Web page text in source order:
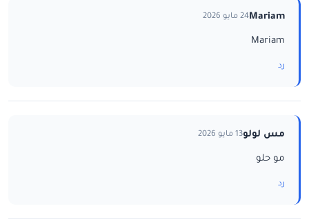
Mariam24 مايو 2026
Mariam
رد
مس لولو13 مايو 2026
مو حلو
رد